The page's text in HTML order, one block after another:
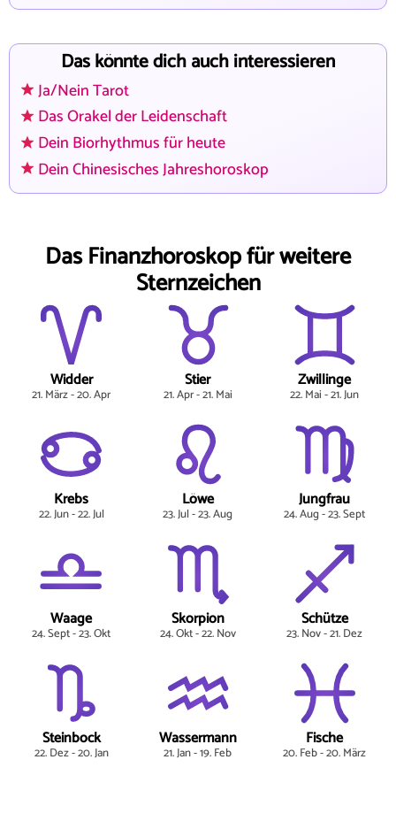
Das könnte dich auch interessieren
Ja/Nein Tarot
Das Orakel der Leidenschaft
Dein Biorhythmus für heute
Dein Chinesisches Jahreshoroskop
Das Finanzhoroskop für weitere
Sternzeichen
Widder
21. März - 20. Apr
Stier
21. Apr - 21. Mai
Zwillinge
22. Mai - 21. Jun
Krebs
22. Jun - 22. Jul
Löwe
23. Jul - 23. Aug
Jungfrau
24. Aug - 23. Sept
Waage
24. Sept - 23. Okt
Skorpion
24. Okt - 22. Nov
Schütze
23. Nov - 21. Dez
Steinbock
22. Dez - 20. Jan
Wassermann
21. Jan - 19. Feb
Fische
20. Feb - 20. März